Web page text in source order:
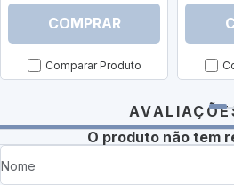
COMPRAR
Comparar Produto
O produto não tem